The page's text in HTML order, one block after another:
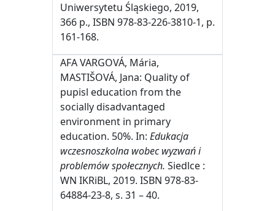
Uniwersytetu Śląskiego, 2019,
366 p., ISBN 978-83-226-3810-1, p.
161-168.
AFA VARGOVÁ, Mária,
MASTIŠOVÁ, Jana: Quality of
pupisl education from the
socially disadvantaged
environment in primary
education. 50%. In: Edukacja
wczesnoszkolna wobec wyzwań i
problemów społecznych. Siedlce :
WN IKRiBL, 2019. ISBN 978-83-
64884-23-8, s. 31 – 40.